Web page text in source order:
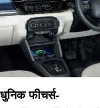
फीचर्स-